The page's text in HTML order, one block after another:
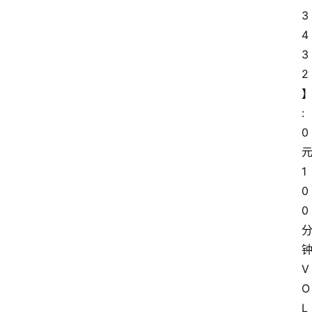
3
4
3
2
】
:
0
元
1
0
0
分
钟
V
O
L